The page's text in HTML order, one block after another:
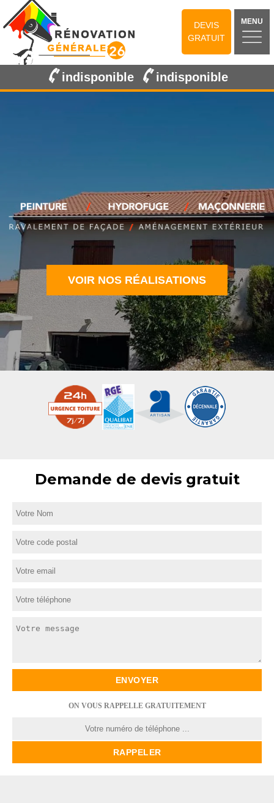
DEVIS
GRATUIT
MENU
indisponible indisponible
VOIR NOS RÉALISATIONS
Demande de devis gratuit
ON VOUS RAPPELLE GRATUITEMENT